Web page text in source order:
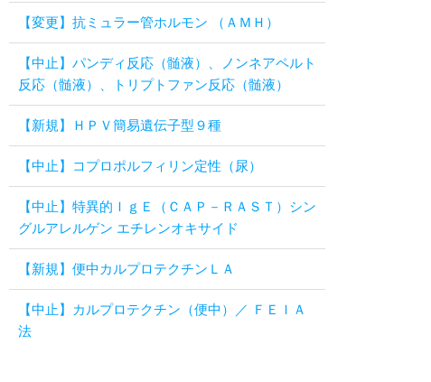
【中止】パンディ反応（髄液）、ノンネアペルト
【新規】ＨＰＶ簡易遺伝子型９種
【中止】コプロポルフィリン定性（尿）
【中止】特異的ＩｇＥ（ＣＡＰ－ＲＡＳＴ）シン
【新規】便中カルプロテクチンＬＡ
【中止】カルプロテクチン（便中）／ ＦＥＩＡ
【変更】抗ガラクトース欠損ＩｇＧ抗体